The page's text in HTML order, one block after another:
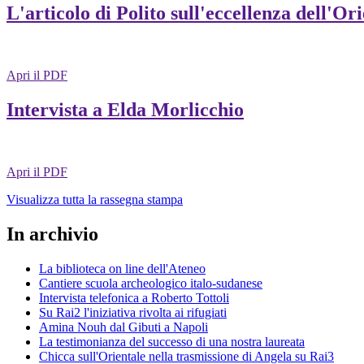
L'articolo di Polito sull'eccellenza
Apri il PDF
Intervista a Elda Morlicchio
Apri il PDF
Visualizza tutta la rassegna stampa
In archivio
La biblioteca on line dell'Ateneo
Cantiere scuola archeologico italo-sudanese
Intervista telefonica a Roberto Tottoli
Su Rai2 l'iniziativa rivolta ai rifugiati
Amina Nouh dal Gibuti a Napoli
La testimonianza del successo di una nostra laureata
Chicca sull'Orientale nella trasmissione di Angela su Rai3